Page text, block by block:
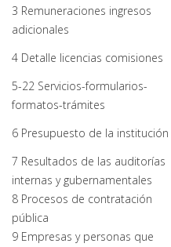
3 Remuneraciones ingresos
adicionales
4 Detalle licencias comisiones
5-22 Servicios-formularios-
formatos-trámites
6 Presupuesto de la institución
7 Resultados de las auditorías
internas y gubernamentales
8 Procesos de contratación
pública
9 Empresas y personas que